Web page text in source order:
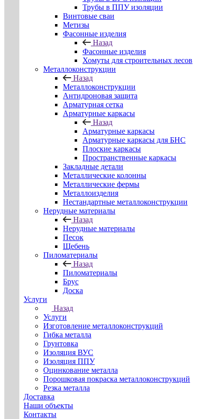
Трубы в ППУ изоляции
Винтовые сваи
Метизы
Фасонные изделия
Назад
Фасонные изделия
Хомуты для строительных лесов
Металлоконструкции
Назад
Металлоконструкции
Антидроновая защита
Арматурная сетка
Арматурные каркасы
Назад
Арматурные каркасы
Арматурные каркасы для БНС
Плоские каркасы
Пространственные каркасы
Закладные детали
Металлические колонны
Металлические фермы
Металлоизделия
Нестандартные металлоконструкции
Нерудные материалы
Назад
Нерудные материалы
Песок
Щебень
Пиломатериалы
Назад
Пиломатериалы
Брус
Доска
Услуги
Назад
Услуги
Изготовление металлоконструкций
Гибка металла
Грунтовка
Изоляция ВУС
Изоляция ППУ
Оцинкование металла
Порошковая покраска металлоконструкций
Резка металла
Доставка
Наши объекты
Контакты